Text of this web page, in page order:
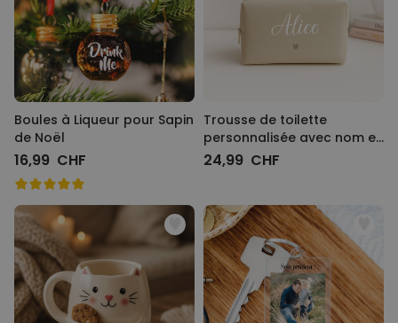
Boules à Liqueur pour Sapin
de Noël
16,99 CHF
Trousse de toilette
personnalisée avec nom et
picto
24,99 CHF